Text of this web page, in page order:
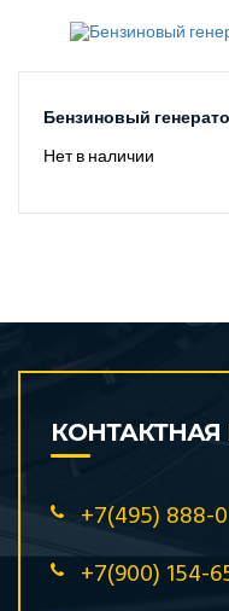
Бензиновый
Нет в наличии
+7(495) 888-
+7(900) 154-